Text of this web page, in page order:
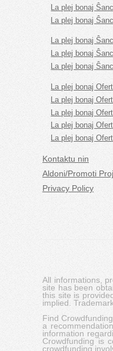
La plej bonaj
La plej bonaj
La plej bonaj
La plej bonaj
La plej bonaj
La plej bonaj
La plej bonaj
La plej bonaj
La plej bonaj
La plej bonaj
Kontaktu nin
Aldoni/Promoti
Privacy Policy
All informations,
site has been
this site is
implied.
Find
a
information
Crowdfunding is
crowdfunding